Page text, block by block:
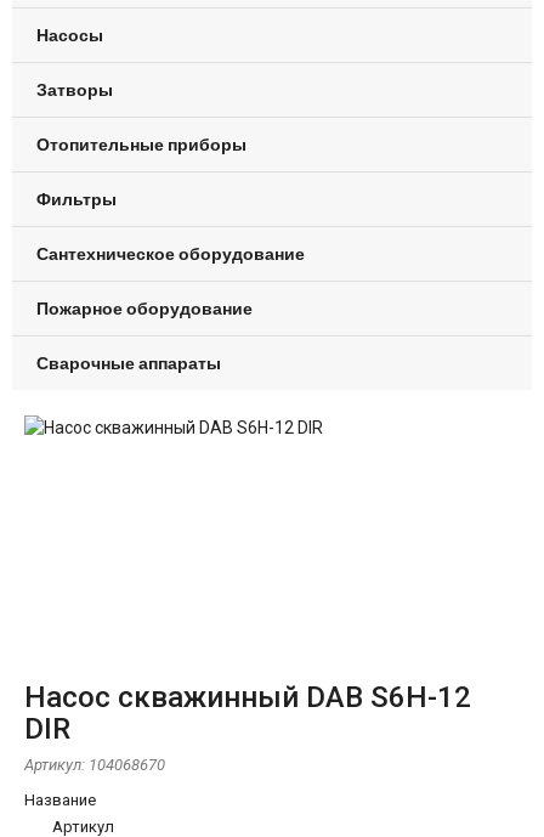
Насосы
Затворы
Отопительные приборы
Фильтры
Сантехническое оборудование
Пожарное оборудование
Сварочные аппараты
Насос скважинный DAB S6H-12
DIR
Артикул: 104068670
Название
Артикул